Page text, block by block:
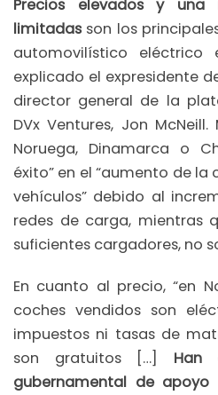
Precios elevados y una
limitadas son los
automovilístico eléctrico
explicado el expresidente
director general de la
DVx Ventures, Jon
Noruega, Dinamarca o
éxito” en el “aumento de
vehículos” debido al
redes de carga, mientras
suficientes cargadores, no
En cuanto al precio, “en
coches vendidos son
impuestos ni tasas de
son gratuitos […] Han
gubernamental de apoyo